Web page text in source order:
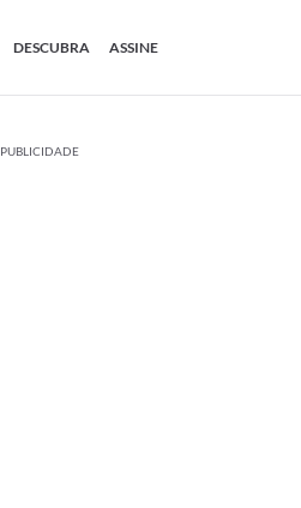
DESCUBRA ASSINE
PUBLICIDADE